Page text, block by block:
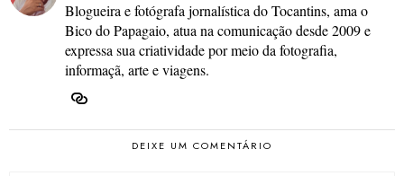
Blogueira e fotógrafa jornalística do Tocantins, ama o
Bico do Papagaio, atua na comunicação desde 2009 e
expressa sua criatividade por meio da fotografia,
informaçã, arte e viagens.
DEIXE UM COMENTÁRIO